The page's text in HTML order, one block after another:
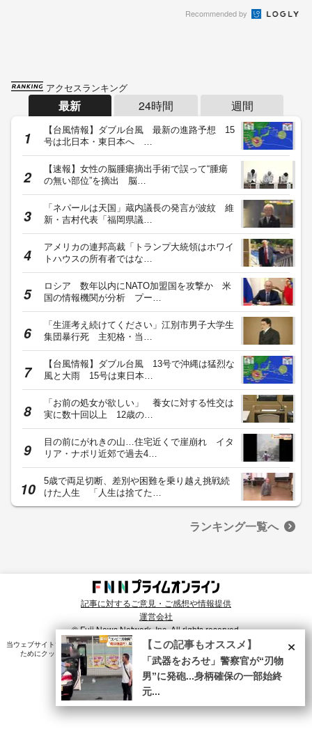
Recommended by
アクセスランキング
最新 24時間 週間
【台風情報】ダブル台風 最新の進路予想 15
号は北日本・東日本へ …
【速報】女性の脳腫瘍摘出手術で誤って“腫瘍
の無い部位”を摘出 脳…
「ネパールは天国」蔵内議長の発言が波紋 維
新・吉村代表「福岡県議…
アメリカの連邦高裁「トランプ大統領はホワイ
トハウスの所有者ではな…
ロシア 数年以内にNATO加盟国を攻撃か 米
国の情報機関が分析 プー…
「生涯考え続けてください」江別市男子大学生
集団暴行死 主犯格・当…
【台風情報】ダブル台風 13号で沖縄は猛烈な
風と大雨 15号は東日本…
「お前の処女が欲しい」 養女に対する性交は
実に数十回以上 12歳の…
目の前にがれきの山…住宅近くで崖崩れ イタ
リア・ナポリ近郊で過去4…
5歳で両足切断、差別や困難を乗り越え挑戦続
けた人生 「人生は捨てた…
ランキング一覧へ
記事に対するご意見・ご感想や情報提供
運営会社
© Fuji News Network, Inc. All rights reserved.
当ウェブサイトでは、ユーザのニーズ・興味・関⼼に合致したコンテンツや広告配信を提供する
ためにクッキーを使⽤しています。詳細は、
プライバシーポリシー をご確認ください。×
【この記事もオススメ】
「武器をおろせ」警察官が“刃物
男”に発砲...身柄確保の一部始終
元...